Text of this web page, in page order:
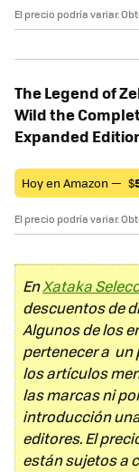
El precio podría variar.
The Legend of
Wild the
Expanded
Hoy en Amazon — $
El precio podría variar.
EnXataka
descuentos de
Algunos de los
pertenecer a un
los artículos
las marcas ni
introducción
editores. El
están sujetos a